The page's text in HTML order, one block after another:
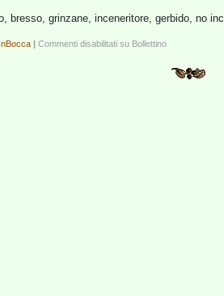
bresso, grinzane, inceneritore, gerbido, no
| Commenti disabilitati su Bollettino